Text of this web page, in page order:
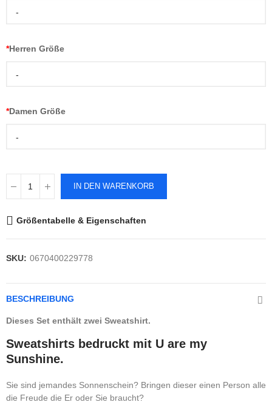
-
*Herren Größe
-
*Damen Größe
-
IN DEN WARENKORB
Größentabelle & Eigenschaften
SKU: 0670400229778
BESCHREIBUNG
Dieses Set enthält zwei Sweatshirt.
Sweatshirts bedruckt mit U are my
Sunshine.
Sie sind jemandes Sonnenschein? Bringen dieser einen Person alle
die Freude die Er oder Sie braucht?